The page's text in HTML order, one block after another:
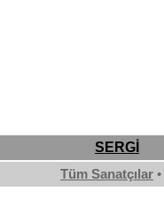
SERGİ
Tüm Sanatçılar •